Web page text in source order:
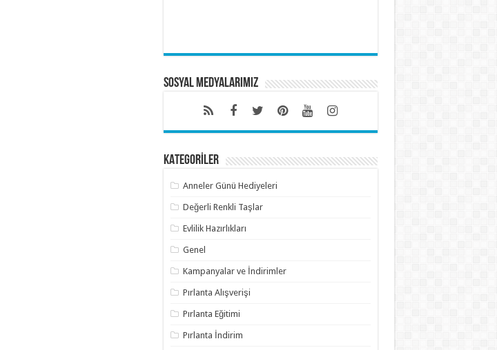
Sosyal Medyalarımız
KATEGORİLER
Anneler Günü Hediyeleri
Değerli Renkli Taşlar
Evlilik Hazırlıkları
Genel
Kampanyalar ve İndirimler
Pırlanta Alışverişi
Pırlanta Eğitimi
Pırlanta İndirim